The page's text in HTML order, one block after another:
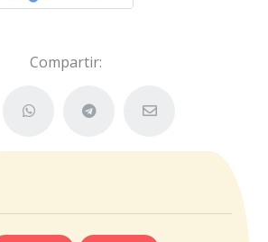
Compartir: